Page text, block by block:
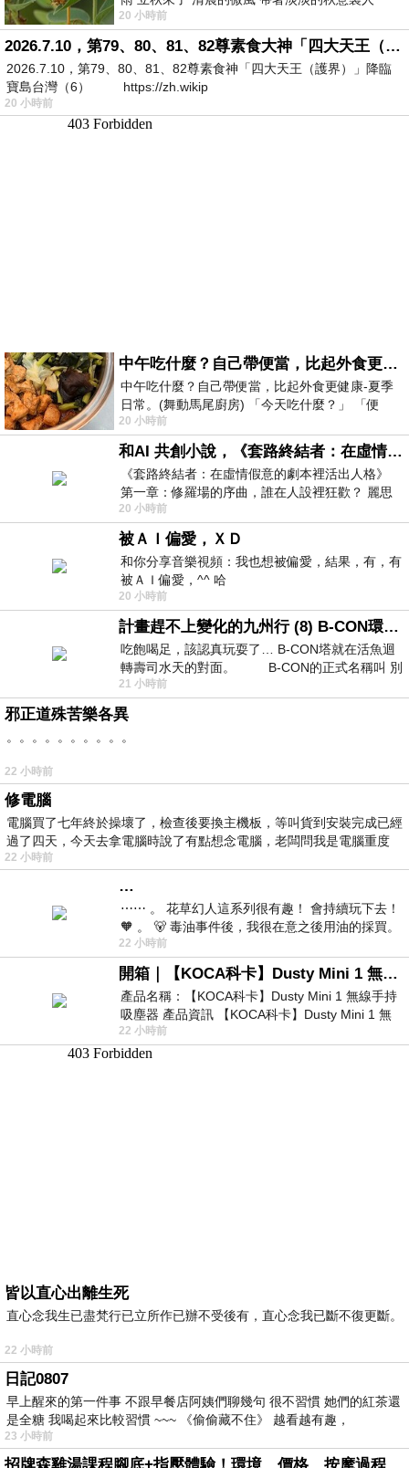
下子 又被赤
20 小時前
2026.7.10，第79、80、81、82尊素食大神「四大天王（護界）」降臨寶島台灣（6）
2026.7.10，第79、80、81、82尊素食神「四大天王（護界）」降臨
寶島台灣（6） https://zh.wikip
20 小時前
中午吃什麼？自己帶便當，比起外食更健康-夏季日常。(舞動馬尾廚房)
中午吃什麼？自己帶便當，比起外食更健康-夏季
日常。(舞動馬尾廚房) 「今天吃什麼？」 「便
當？麵？還是炒飯？」 每天都在選擇
20 小時前
和AI 共創小說，《套路終結者：在虛情假意的劇本裡活出人格》
《套路終結者：在虛情假意的劇本裡活出人格》
第一章：修羅場的序曲，誰在人設裡狂歡？ 麗思
卡爾頓酒店的總統套房內，燈光昏
20 小時前
被ＡＩ偏愛，ＸＤ
和你分享音樂視頻：我也想被偏愛，結果，有，有
被ＡＩ偏愛，^^ 哈
20 小時前
計畫趕不上變化的九州行 (8) B-CON環球塔
吃飽喝足，該認真玩耍了… B-CON塔就在活魚迴
轉壽司水天的對面。 B-CON的正式名稱叫 別
21 小時前
邪正道殊苦樂各異
。。。。。。。。。。
22 小時前
修電腦
電腦買了七年終於操壞了，檢查後要換主機板，等叫貨到安裝完成已經
過了四天，今天去拿電腦時說了有點想念電腦，老闆問我是電腦重度
22 小時前
…
⋯⋯ 。 花草幻人這系列很有趣！ 會持續玩下去！
🧡 。 🐻 毒油事件後，我很在意之後用油的採買。
前天購買了我之前就很愛
22 小時前
開箱｜【KOCA科卡】Dusty Mini 1 無線手持吸塵器
產品名稱：【KOCA科卡】Dusty Mini 1 無線手持
吸塵器 產品資訊 【KOCA科卡】Dusty Mini 1 無
線手持吸塵器評語： 能吸、能吹兼具兩
22 小時前
皆以直心出離生死
直心念我生已盡梵行已立所作已辦不受後有，直心念我已斷不復更斷。
22 小時前
日記0807
早上醒來的第一件事 不跟早餐店阿姨們聊幾句 很不習慣 她們的紅茶還
是全糖 我喝起來比較習慣 ~~~ 《偷偷藏不住》 越看越有趣，
23 小時前